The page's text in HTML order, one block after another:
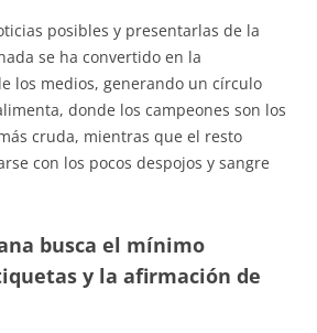
posibles y presentarlas de la
se ha convertido en la
los medios, generando un círculo
donde los campeones son los
cruda, mientras que el resto
con los pocos despojos y sangre
busca el mínimo
y la afirmación de